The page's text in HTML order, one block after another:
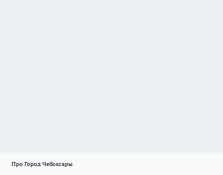
Про Город Чебоксары